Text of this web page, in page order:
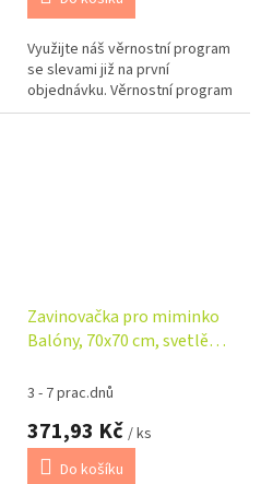
Využijte náš věrnostní program
se slevami již na první
objednávku. Věrnostní program
Zavinovačka pro miminko
Balóny, 70x70 cm, svetlě
3 - 7 prac.dnů
371,93 Kč / ks
Do košíku